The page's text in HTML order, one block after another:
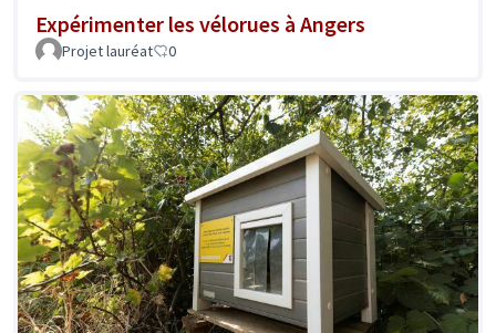
Expérimenter les vélorues à Angers
Projet lauréat 0